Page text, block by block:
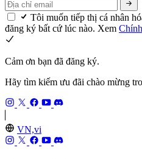
Tôi muốn tiếp thị cá nhân
đăng ký bất cứ lúc nào. Xem
Cảm ơn bạn đã đăng ký.
Hãy tìm kiếm ưu đãi chào mừng
VN,vi